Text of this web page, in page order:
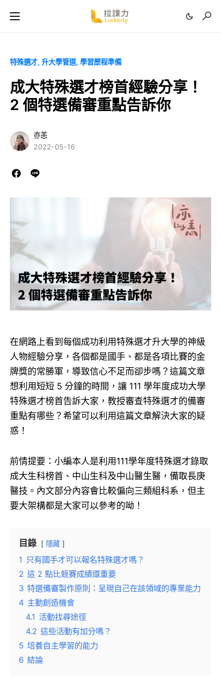
特殊選才 升大學管道 學習歷程準備
成大特殊選才榜首經驗分享！
2 個特選備審重點告訴你
亦恙
2022-05-16
在網路上看到每個成功利用特殊選才升大學的神級
人物經驗分享，各個都是國手、都是各項比賽的金
牌獎的常勝軍，導致信心不足而卻步嗎？這篇文章
想利用短短 5 分鐘的時間，讓 111 學年度成功大學
特殊選才榜首告訴大家，教授審查特殊選才的備審
重點有哪些？希望可以利用這篇文章解決大家的疑
惑！
前情提要：小編本人是利用111學年度特殊選才錄取
成大生科榜首、中山生科及中山醫生醫，備取長庚
醫技。內文部分內容會比較偏向三類組科系，但主
要大架構都是大家可以參考的呦！
目錄 隱藏
1 只有國手才可以報名特殊選才嗎？
2 這 2 點比競賽成績還重要
3 特選備審製作原則：呈現自己在該領域的專業能力
4 主動創造機會
4.1 活動找尋途徑
4.2 這些活動有加分嗎？
5 培養自主學習的能力
6 結論